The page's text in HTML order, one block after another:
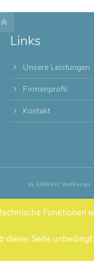
Links
Unsere Leistungen
Firmenprofil
Kontakt
by GREEN32 WebDesign
Funktionen
dieser Seite